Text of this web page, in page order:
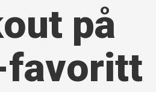
på
favoritt